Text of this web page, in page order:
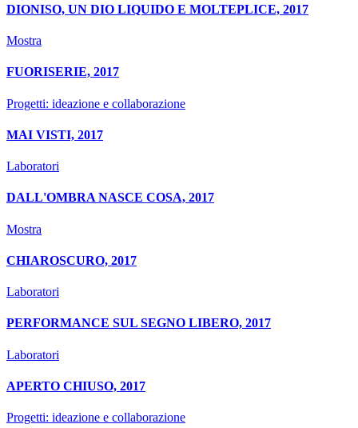
DIONISO, UN DIO LIQUIDO E MOLTEPLICE, 2017
Mostra
FUORISERIE, 2017
Progetti: ideazione e collaborazione
MAI VISTI, 2017
Laboratori
DALL'OMBRA NASCE COSA, 2017
Mostra
CHIAROSCURO, 2017
Laboratori
PERFORMANCE SUL SEGNO LIBERO, 2017
Laboratori
APERTO CHIUSO, 2017
Progetti: ideazione e collaborazione